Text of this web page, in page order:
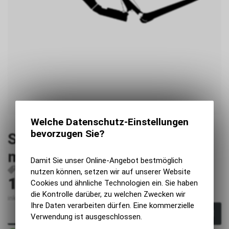
Santa Cruz Tallboy 2023+
medium glanz
199.00CHF
inkl. MwSt., zzgl. Versandkosten
In den Warenkorb
Welche Datenschutz-Einstellungen
bevorzugen Sie?
Damit Sie unser Online-Angebot bestmöglich
nutzen können, setzen wir auf unserer Website
Cookies und ähnliche Technologien ein. Sie haben
die Kontrolle darüber, zu welchen Zwecken wir
Ihre Daten verarbeiten dürfen. Eine kommerzielle
Verwendung ist ausgeschlossen.